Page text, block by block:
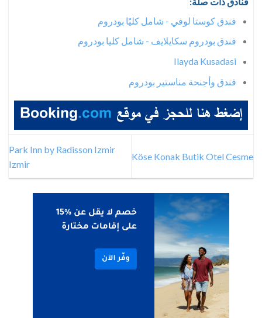
فندق كوستا لوفي - شامل كليًا بودروم
فندق بودروم سكايلايف - شامل كليا بودروم
Ilayda Kusadasi
فندق وأجنحة مناستير بودروم
Köse Konak Butik Otel Cesme
Park Inn by Radisson Izmir
Izmir